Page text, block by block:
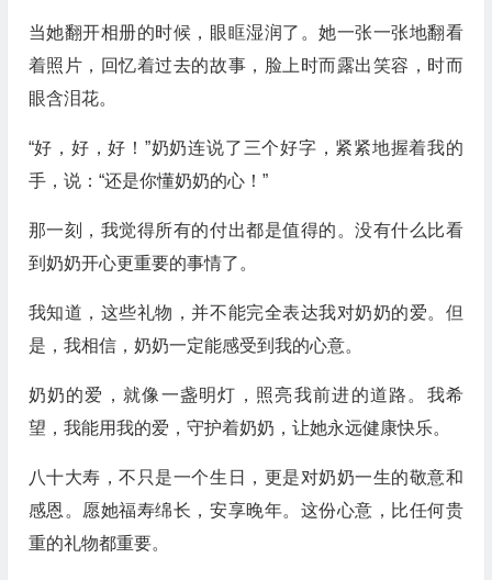
当她翻开相册的时候，眼眶湿润了。她一张一张地翻看
着照片，回忆着过去的故事，脸上时而露出笑容，时而
眼含泪花。
“好，好，好！”奶奶连说了三个好字，紧紧地握着我的
手，说：“还是你懂奶奶的心！”
那一刻，我觉得所有的付出都是值得的。没有什么比看
到奶奶开心更重要的事情了。
我知道，这些礼物，并不能完全表达我对奶奶的爱。但
是，我相信，奶奶一定能感受到我的心意。
奶奶的爱，就像一盏明灯，照亮我前进的道路。我希
望，我能用我的爱，守护着奶奶，让她永远健康快乐。
八十大寿，不只是一个生日，更是对奶奶一生的敬意和
感恩。愿她福寿绵长，安享晚年。这份心意，比任何贵
重的礼物都重要。